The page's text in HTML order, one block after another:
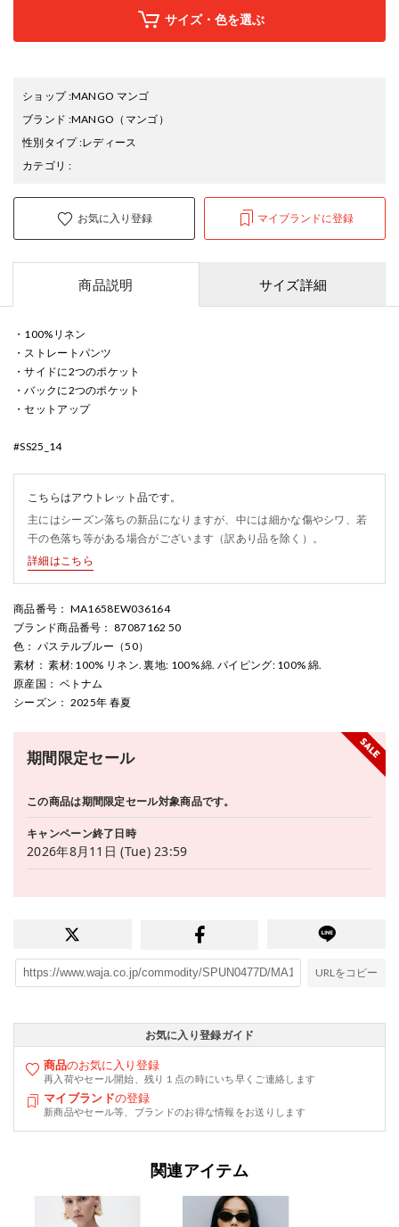
サイズ・色を選ぶ
ショップ:MANGO マンゴ
ブランド :MANGO （マンゴ）
性別タイプ:レディース
カテゴリ :
お気に入り登録 マイブランドに登録
商品説明 サイズ詳細
・100%リネン
・ストレートパンツ
・サイドに2つのポケット
・バックに2つのポケット
・セットアップ
#SS25_14
こちらはアウトレット品です。
主にはシーズン落ちの新品になりますが、中には細かな傷やシワ、若
干の色落ち等がある場合がございます（訳あり品を除く）。
詳細はこちら
商品番号 ： MA1658EW036164
ブランド商品番号 ： 87087162 50
色 ： パステルブルー（50）
素材 ： 素材: 100% リネン. 裏地: 100% 綿. パイピング: 100% 綿.
原産国 ： ベトナム
シーズン ： 2025年 春夏
期間限定セール
この商品は期間限定セール対象商品です。
キャンペーン終了日時
2026年8月11日 (Tue) 23:59
URLをコピー
お気に入り登録ガイド
商品のお気に入り登録
再入荷やセール開始、残り１点の時にいち早くご連絡します
マイブランドの登録
新商品やセール等、ブランドのお得な情報をお送りします
関連アイテム